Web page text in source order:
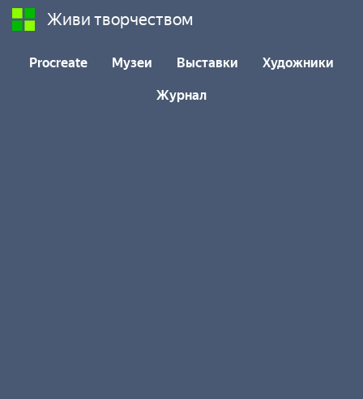
Живи творчеством
Procreate Музеи Выставки Художники
Журнал